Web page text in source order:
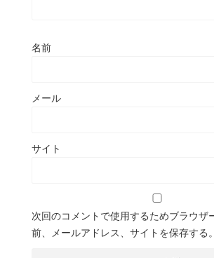
名前
メール
サイト
次回のコメントで使用するためブラウザ
前、メールアドレス、サイトを保存する。